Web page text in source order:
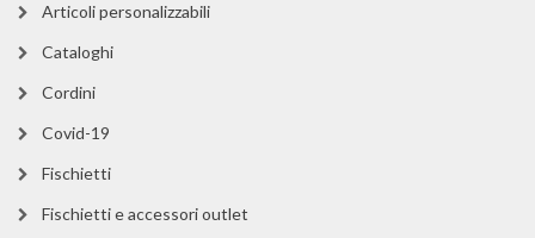
Articoli personalizzabili
Cataloghi
Cordini
Covid-19
Fischietti
Fischietti e accessori outlet